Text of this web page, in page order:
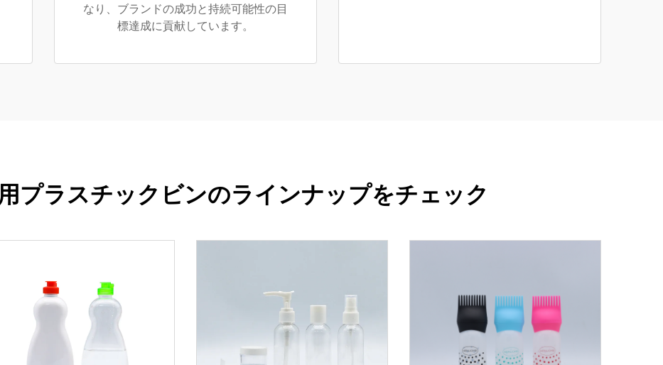
なり、ブランドの成功と持続可能性の目
標達成に貢献しています。
プラスチックビンのラインナップをチェック